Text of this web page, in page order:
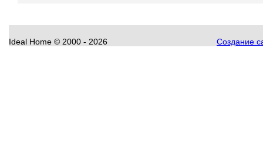
Ideal Home © 2000 - 2026 Создание